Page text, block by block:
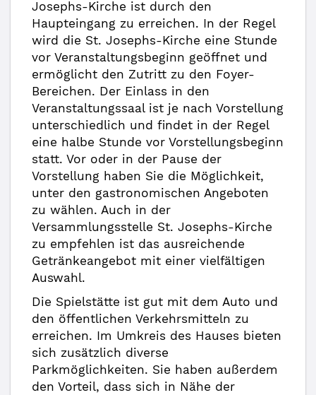
Josephs-Kirche ist durch den
Haupteingang zu erreichen. In der Regel
wird die St. Josephs-Kirche eine Stunde
vor Veranstaltungsbeginn geöffnet und
ermöglicht den Zutritt zu den Foyer-
Bereichen. Der Einlass in den
Veranstaltungssaal ist je nach Vorstellung
unterschiedlich und findet in der Regel
eine halbe Stunde vor Vorstellungsbeginn
statt. Vor oder in der Pause der
Vorstellung haben Sie die Möglichkeit,
unter den gastronomischen Angeboten
zu wählen. Auch in der
Versammlungsstelle St. Josephs-Kirche
zu empfehlen ist das ausreichende
Getränkeangebot mit einer vielfältigen
Auswahl.
Die Spielstätte ist gut mit dem Auto und
den öffentlichen Verkehrsmitteln zu
erreichen. Im Umkreis des Hauses bieten
sich zusätzlich diverse
Parkmöglichkeiten. Sie haben außerdem
den Vorteil, dass sich in Nähe der